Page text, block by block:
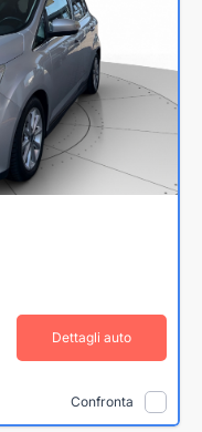
Dettagli auto
Confronta